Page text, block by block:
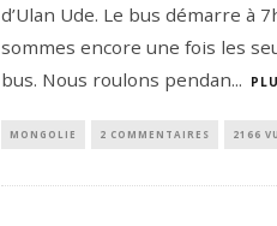
d’Ulan Ude. Le bus démarre à
sommes encore une fois les
bus. Nous roulons pendan...
MONGOLIE 2 COMMENTAIRES 2166